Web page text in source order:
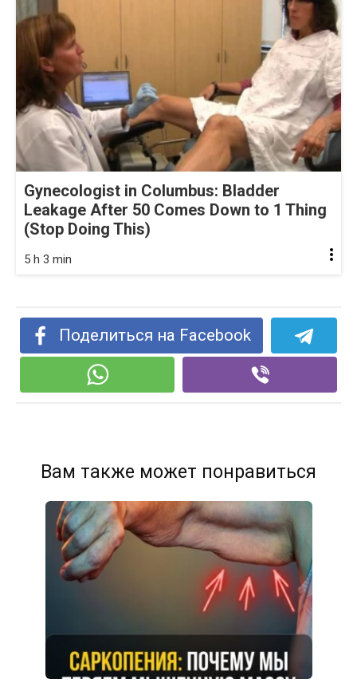
Gynecologist in Columbus: Bladder
Leakage After 50 Comes Down to 1 Thing
(Stop Doing This)
5 h 3 min
Поделиться на Facebook
Вам также может понравиться